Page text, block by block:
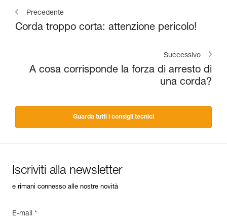
Precedente
Corda troppo corta: attenzione pericolo!
Successivo
A cosa corrisponde la forza di arresto di
una corda?
Guarda tutti i consigli tecnici
Iscriviti alla newsletter
e rimani connesso alle nostre novità
E-mail *